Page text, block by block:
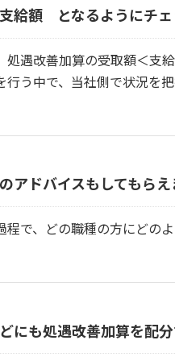
給額 となるようにチェ
遇改善加算の受取額＜支
う中で、当社側で状況を
アドバイスもしてもらえ
で、どの職種の方にどの
にも処遇改善加算を配